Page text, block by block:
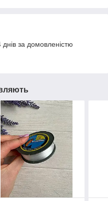
за домовленістю